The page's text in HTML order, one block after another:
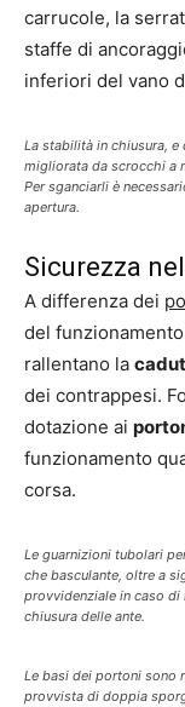
carrucole, la
staffe di
inferiori del vano
La stabilità in chiusura,
migliorata da scrocchi a
Per sganciarli è
apertura.
Sicurezza
A differenza dei
del
rallentano la
dei contrappesi.
dotazione ai
funzionamento
corsa.
Le guarnizioni tubolari
che basculante, oltre a
provvidenziale in caso
chiusura delle ante.
Le basi dei portoni sono
provvista di doppia